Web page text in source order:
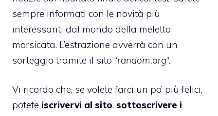
sempre informati con le novità più
interessanti dal mondo della meletta
morsicata. L’estrazione avverrà con un
sorteggio tramite il sito “random.org“.
Vi ricordo che, se volete farci un po’ più felici,
potete iscrivervi al sito, sottoscrivere i